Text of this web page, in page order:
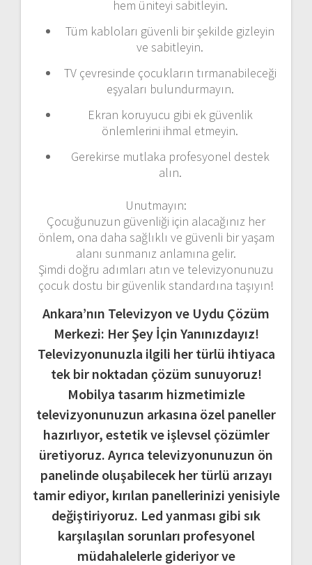
hem üniteyi sabitleyin.
Tüm kabloları güvenli bir şekilde gizleyin
ve sabitleyin.
TV çevresinde çocukların tırmanabileceği
eşyaları bulundurmayın.
Ekran koruyucu gibi ek güvenlik
önlemlerini ihmal etmeyin.
Gerekirse mutlaka profesyonel destek
alın.
Unutmayın:
Çocuğunuzun güvenliği için alacağınız her
önlem, ona daha sağlıklı ve güvenli bir yaşam
alanı sunmanız anlamına gelir.
Şimdi doğru adımları atın ve televizyonunuzu
çocuk dostu bir güvenlik standardına taşıyın!
Ankara’nın Televizyon ve Uydu Çözüm
Merkezi: Her Şey İçin Yanınızdayız!
Televizyonunuzla ilgili her türlü ihtiyaca
tek bir noktadan çözüm sunuyoruz!
Mobilya tasarım hizmetimizle
televizyonunuzun arkasına özel paneller
hazırlıyor, estetik ve işlevsel çözümler
üretiyoruz. Ayrıca televizyonunuzun ön
panelinde oluşabilecek her türlü arızayı
tamir ediyor, kırılan panellerinizi yenisiyle
değiştiriyoruz. Led yanması gibi sık
karşılaşılan sorunları profesyonel
müdahalelerle gideriyor ve